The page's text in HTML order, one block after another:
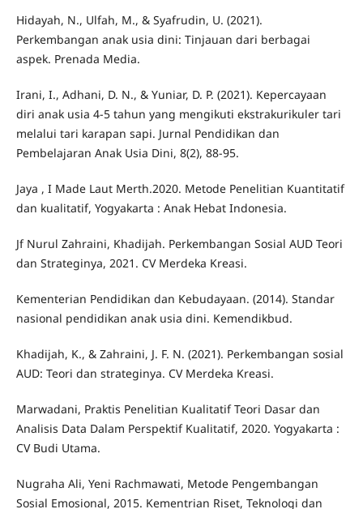
Hidayah, N., Ulfah, M., & Syafrudin, U. (2021).
Perkembangan anak usia dini: Tinjauan dari berbagai
aspek. Prenada Media.
Irani, I., Adhani, D. N., & Yuniar, D. P. (2021). Kepercayaan
diri anak usia 4-5 tahun yang mengikuti ekstrakurikuler tari
melalui tari karapan sapi. Jurnal Pendidikan dan
Pembelajaran Anak Usia Dini, 8(2), 88-95.
Jaya , I Made Laut Merth.2020. Metode Penelitian Kuantitatif
dan kualitatif, Yogyakarta : Anak Hebat Indonesia.
Jf Nurul Zahraini, Khadijah. Perkembangan Sosial AUD Teori
dan Strateginya, 2021. CV Merdeka Kreasi.
Kementerian Pendidikan dan Kebudayaan. (2014). Standar
nasional pendidikan anak usia dini. Kemendikbud.
Khadijah, K., & Zahraini, J. F. N. (2021). Perkembangan sosial
AUD: Teori dan strateginya. CV Merdeka Kreasi.
Marwadani, Praktis Penelitian Kualitatif Teori Dasar dan
Analisis Data Dalam Perspektif Kualitatif, 2020. Yogyakarta :
CV Budi Utama.
Nugraha Ali, Yeni Rachmawati, Metode Pengembangan
Sosial Emosional, 2015. Kementrian Riset, Teknologi dan